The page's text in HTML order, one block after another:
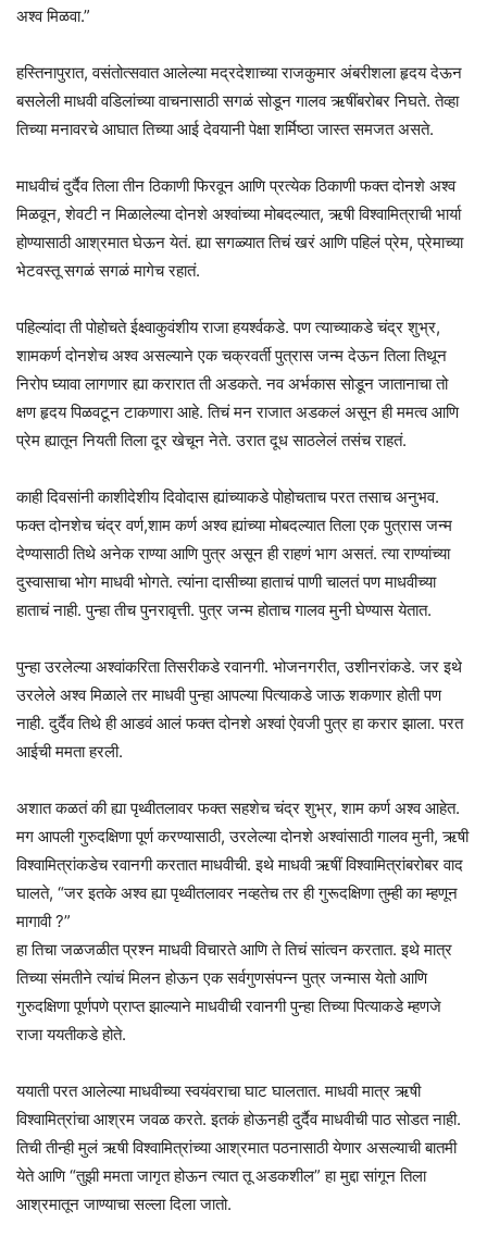
अश्व मिळवा.”
हस्तिनापुरात, वसंतोत्सवात आलेल्या मद्रदेशाच्या राजकुमार अंबरीशला हृदय देऊन
बसलेली माधवी वडिलांच्या वाचनासाठी सगळं सोडून गालव ऋषींबरोबर निघते. तेव्हा
तिच्या मनावरचे आघात तिच्या आई देवयानी पेक्षा शर्मिष्ठा जास्त समजत असते.
माधवीचं दुर्दैव तिला तीन ठिकाणी फिरवून आणि प्रत्येक ठिकाणी फक्त दोनशे अश्व
मिळवून, शेवटी न मिळालेल्या दोनशे अश्वांच्या मोबदल्यात, ऋषी विश्वामित्राची भार्या
होण्यासाठी आश्रमात घेऊन येतं. ह्या सगळ्यात तिचं खरं आणि पहिलं प्रेम, प्रेमाच्या
भेटवस्तू सगळं सगळं मागेच रहातं.
पहिल्यांदा ती पोहोचते ईक्ष्वाकुवंशीय राजा हयर्श्वकडे. पण त्याच्याकडे चंद्र शुभ्र,
शामकर्ण दोनशेच अश्व असल्याने एक चक्रवर्ती पुत्रास जन्म देऊन तिला तिथून
निरोप घ्यावा लागणार ह्या करारात ती अडकते. नव अर्भकास सोडून जातानाचा तो
क्षण हृदय पिळवटून टाकणारा आहे. तिचं मन राजात अडकलं असून ही ममत्व आणि
प्रेम ह्यातून नियती तिला दूर खेचून नेते. उरात दूध साठलेलं तसंच राहतं.
काही दिवसांनी काशीदेशीय दिवोदास ह्यांच्याकडे पोहोचताच परत तसाच अनुभव.
फक्त दोनशेच चंद्र वर्ण,शाम कर्ण अश्व ह्यांच्या मोबदल्यात तिला एक पुत्रास जन्म
देण्यासाठी तिथे अनेक राण्या आणि पुत्र असून ही राहणं भाग असतं. त्या राण्यांच्या
दुस्वासाचा भोग माधवी भोगते. त्यांना दासीच्या हाताचं पाणी चालतं पण माधवीच्या
हाताचं नाही. पुन्हा तीच पुनरावृत्ती. पुत्र जन्म होताच गालव मुनी घेण्यास येतात.
पुन्हा उरलेल्या अश्वांकरिता तिसरीकडे रवानगी. भोजनगरीत, उशीनरांकडे. जर इथे
उरलेले अश्व मिळाले तर माधवी पुन्हा आपल्या पित्याकडे जाऊ शकणार होती पण
नाही. दुर्दैव तिथे ही आडवं आलं फक्त दोनशे अश्वां ऐवजी पुत्र हा करार झाला. परत
आईची ममता हरली.
अशात कळतं की ह्या पृथ्वीतलावर फक्त सहशेच चंद्र शुभ्र, शाम कर्ण अश्व आहेत.
मग आपली गुरुदक्षिणा पूर्ण करण्यासाठी, उरलेल्या दोनशे अश्वांसाठी गालव मुनी, ऋषी
विश्वामित्रांकडेच रवानगी करतात माधवीची. इथे माधवी ऋषीं विश्वामित्रांबरोबर वाद
घालते, “जर इतके अश्व ह्या पृथ्वीतलावर नव्हतेच तर ही गुरूदक्षिणा तुम्ही का म्हणून
मागावी ?”
हा तिचा जळजळीत प्रश्न माधवी विचारते आणि ते तिचं सांत्वन करतात. इथे मात्र
तिच्या संमतीने त्यांचं मिलन होऊन एक सर्वगुणसंपन्न पुत्र जन्मास येतो आणि
गुरुदक्षिणा पूर्णपणे प्राप्त झाल्याने माधवीची रवानगी पुन्हा तिच्या पित्याकडे म्हणजे
राजा ययतीकडे होते.
ययाती परत आलेल्या माधवीच्या स्वयंवराचा घाट घालतात. माधवी मात्र ऋषी
विश्वामित्रांचा आश्रम जवळ करते. इतकं होऊनही दुर्दैव माधवीची पाठ सोडत नाही.
तिची तीन्ही मुलं ऋषी विश्वामित्रांच्या आश्रमात पठनासाठी येणार असल्याची बातमी
येते आणि “तुझी ममता जागृत होऊन त्यात तू अडकशील” हा मुद्दा सांगून तिला
आश्रमातून जाण्याचा सल्ला दिला जातो.